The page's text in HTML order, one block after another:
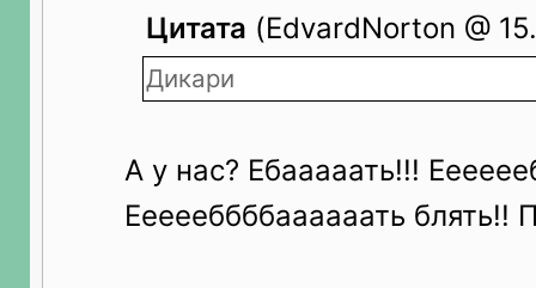
Цитата (EdvardNorton @
Дикари
А у нас? Ебааааать!!!
Еееееббббаааааать блять!!